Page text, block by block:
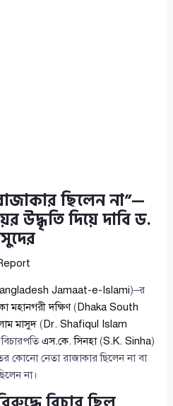
ছিলেন না”—
উদ্ধৃতি দিয়ে দাবি ড.
Jamaat-e-Islami)–র
মহানগরী দক্ষিণ(Dhaka South
মাসুদ (Dr. Shafiqul Islam
এস.কে. সিনহা(S.K. Sinha)
কোনো নেতা রাজাকার ছিলেন না বা
না।